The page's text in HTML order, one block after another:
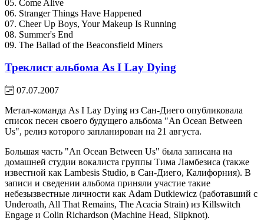
05. Come Alive
06. Stranger Things Have Happened
07. Cheer Up Boys, Your Makeup Is Running
08. Summer's End
09. The Ballad of the Beaconsfield Miners
Треклист альбома As I Lay Dying
07.07.2007
Метал-команда As I Lay Dying из Сан-Диего опубликовала
список песен своего будущего альбома "An Ocean Between
Us", релиз которого запланирован на 21 августа.
Большая часть "An Ocean Between Us" была записана на
домашней студии вокалиста группы Тима Ламбезиса (также
известной как Lambesis Studio, в Сан-Диего, Калифорния). В
записи и сведении альбома приняли участие такие
небезызвестные личности как Adam Dutkiewicz (работавший с
Underoath, All That Remains, The Acacia Strain) из Killswitch
Engage и Colin Richardson (Machine Head, Slipknot).